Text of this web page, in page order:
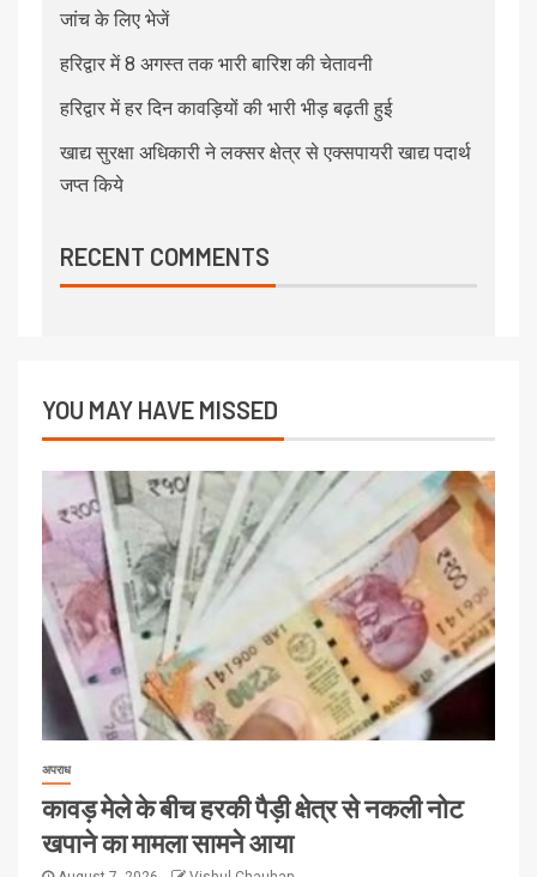
जांच के लिए भेजें
हरिद्वार में 8 अगस्त तक भारी बारिश की चेतावनी
हरिद्वार में हर दिन कावड़ियों की भारी भीड़ बढ़ती हुई
खाद्य सुरक्षा अधिकारी ने लक्सर क्षेत्र से एक्सपायरी खाद्य पदार्थ
जप्त किये
RECENT COMMENTS
YOU MAY HAVE MISSED
अपराध
कावड़ मेले के बीच हरकी पैड़ी क्षेत्र से नकली नोट
खपाने का मामला सामने आया